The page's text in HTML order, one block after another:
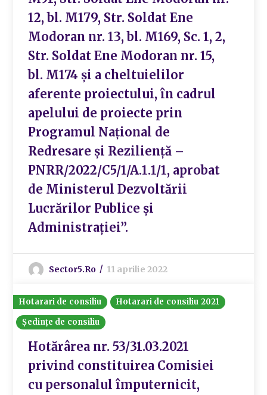
12, bl. M179, Str. Soldat Ene
Modoran nr. 13, bl. M169, Sc. 1, 2,
Str. Soldat Ene Modoran nr. 15,
bl. M174 și a cheltuielilor
aferente proiectului, în cadrul
apelului de proiecte prin
Programul Național de
Redresare și Reziliență –
PNRR/2022/C5/1/A.1.1/1, aprobat
de Ministerul Dezvoltării
Lucrărilor Publice și
Administrației”.
Sector5.ro 11 aprilie 2022
Hotarari de consiliu
Hotarari de consiliu 2021
Ședințe de consiliu
Hotărârea nr. 53/31.03.2021
privind constituirea Comisiei
cu personalul împuternicit,